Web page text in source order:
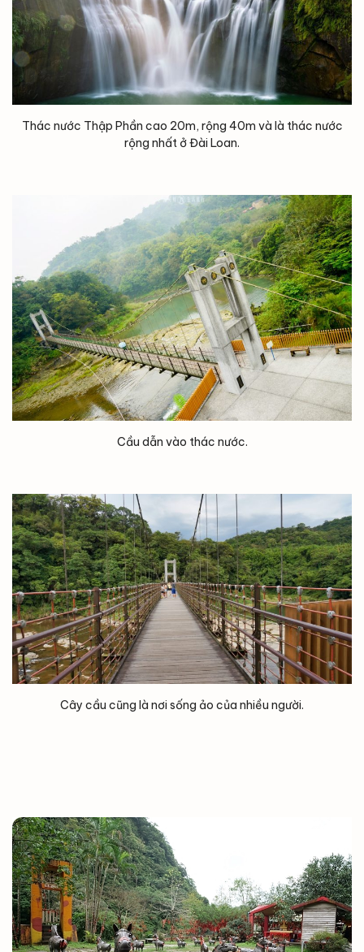
Thác nước Thập Phần cao 20m, rộng 40m và là thác nước
rộng nhất ở Đài Loan.
Cầu dẫn vào thác nước.
Cây cầu cũng là nơi sống ảo của nhiều người.